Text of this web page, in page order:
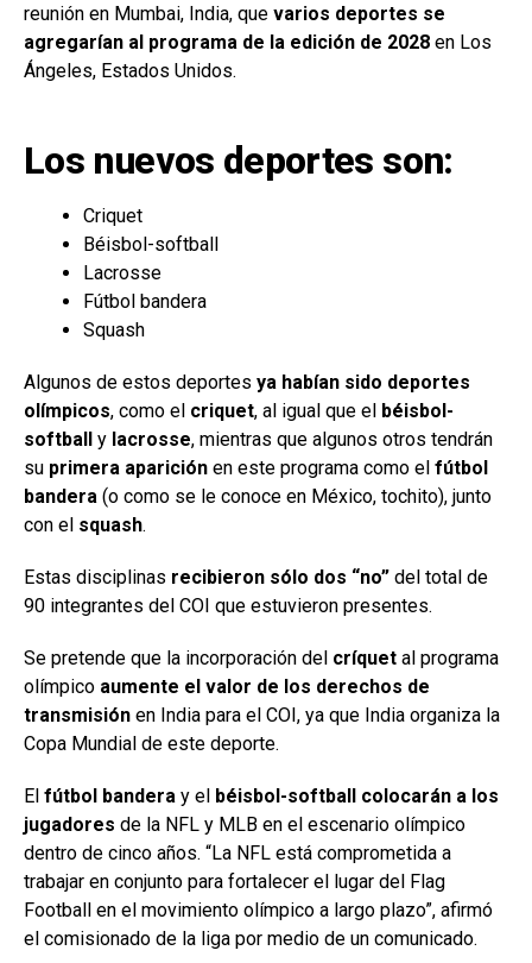
reunión en Mumbai, India, que varios deportes se
agregarían al programa de la edición de 2028 en Los
Ángeles, Estados Unidos.
Los nuevos deportes son:
Criquet
Béisbol-softball
Lacrosse
Fútbol bandera
Squash
Algunos de estos deportes ya habían sido deportes
olímpicos, como el criquet, al igual que el béisbol-
softball y lacrosse, mientras que algunos otros tendrán
su primera aparición en este programa como el fútbol
bandera (o como se le conoce en México, tochito), junto
con el squash.
Estas disciplinas recibieron sólo dos “no” del total de
90 integrantes del COI que estuvieron presentes.
Se pretende que la incorporación del críquet al programa
olímpico aumente el valor de los derechos de
transmisión en India para el COI, ya que India organiza la
Copa Mundial de este deporte.
El fútbol bandera y el béisbol-softball colocarán a los
jugadores de la NFL y MLB en el escenario olímpico
dentro de cinco años. “La NFL está comprometida a
trabajar en conjunto para fortalecer el lugar del Flag
Football en el movimiento olímpico a largo plazo”, afirmó
el comisionado de la liga por medio de un comunicado.